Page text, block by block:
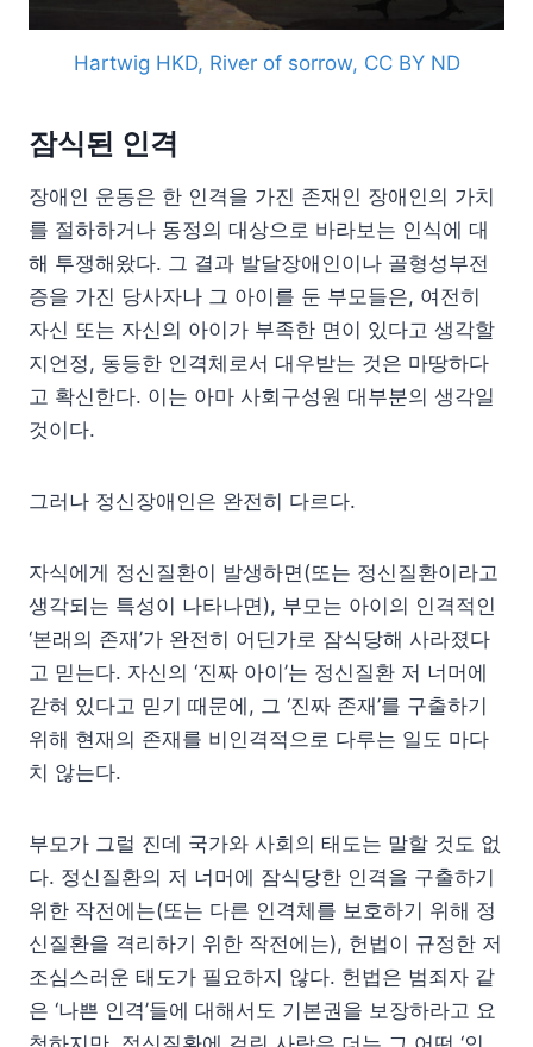
Hartwig HKD, River of sorrow, CC BY ND
잠식된 인격
장애인 운동은 한 인격을 가진 존재인 장애인의 가치
를 절하하거나 동정의 대상으로 바라보는 인식에 대
해 투쟁해왔다. 그 결과 발달장애인이나 골형성부전
증을 가진 당사자나 그 아이를 둔 부모들은, 여전히
자신 또는 자신의 아이가 부족한 면이 있다고 생각할
지언정, 동등한 인격체로서 대우받는 것은 마땅하다
고 확신한다. 이는 아마 사회구성원 대부분의 생각일
것이다.
그러나 정신장애인은 완전히 다르다.
자식에게 정신질환이 발생하면(또는 정신질환이라고
생각되는 특성이 나타나면), 부모는 아이의 인격적인
‘본래의 존재’가 완전히 어딘가로 잠식당해 사라졌다
고 믿는다. 자신의 ‘진짜 아이’는 정신질환 저 너머에
갇혀 있다고 믿기 때문에, 그 ‘진짜 존재’를 구출하기
위해 현재의 존재를 비인격적으로 다루는 일도 마다
치 않는다.
부모가 그럴 진데 국가와 사회의 태도는 말할 것도 없
다. 정신질환의 저 너머에 잠식당한 인격을 구출하기
위한 작전에는(또는 다른 인격체를 보호하기 위해 정
신질환을 격리하기 위한 작전에는), 헌법이 규정한 저
조심스러운 태도가 필요하지 않다. 헌법은 범죄자 같
은 ‘나쁜 인격’들에 대해서도 기본권을 보장하라고 요